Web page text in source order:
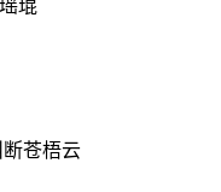
琨
苍梧云